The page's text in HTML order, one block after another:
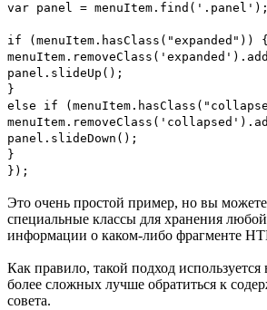
var panel = menuItem.find('.panel');
if (menuItem.hasClass("expanded")) {
panel.slideUp();
}
else if
panel.slideDown();
}
});
Это очень простой пример, но вы можете
специальные классы для хранения
информации о каком-либо фрагменте
Как правило, такой подход
более сложных лучше обратиться к
совета.